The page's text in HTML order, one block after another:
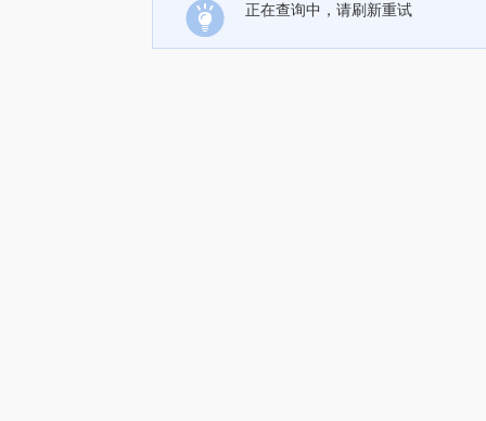
正在查询中，请刷新重试